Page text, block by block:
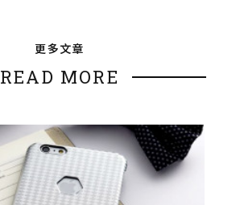
更多文章
READ MORE